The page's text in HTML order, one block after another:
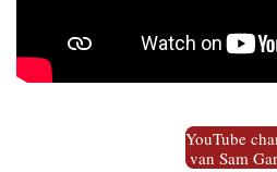
YouTube
van Sam